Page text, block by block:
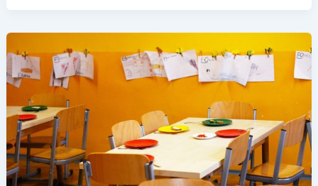
mai
saltare
la
colazione
e
niente
smartphone
prima
di